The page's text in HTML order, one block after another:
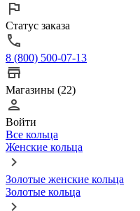
Статус заказа
8 (800) 500-07-13
Магазины (22)
Войти
Все кольца
Женские кольца
Золотые женские кольца
Золотые кольца